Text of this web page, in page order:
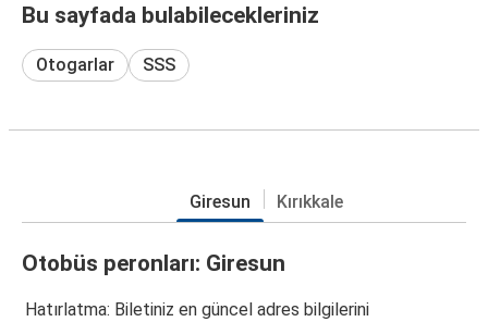
Bu sayfada bulabilecekleriniz
Otogarlar SSS
Giresun Kırıkkale
Otobüs peronları: Giresun
Hatırlatma: Biletiniz en güncel adres bilgilerini